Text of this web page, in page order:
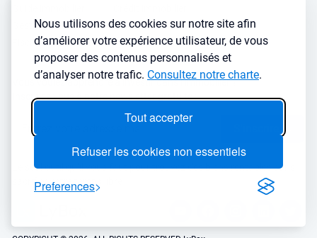
Nous utilisons des cookies sur notre site afin
d’améliorer votre expérience utilisateur, de vous
proposer des contenus personnalisés et
d’analyser notre trafic. Consultez notre charte.
Tout accepter
Refuser les cookies non essentiels
Preferences
Gestion locative
Fiscalité immobilière
Simulateurs immobilier
Lybox vs DVF
Vous voulez apprendre à investir dans l’immobilier ?
Inscrivez vous à notre newsletter gratuite :
→
Le seul outil qu’il vous faut pour trouvez des biens rentables sans
sacrifier votre temps libre